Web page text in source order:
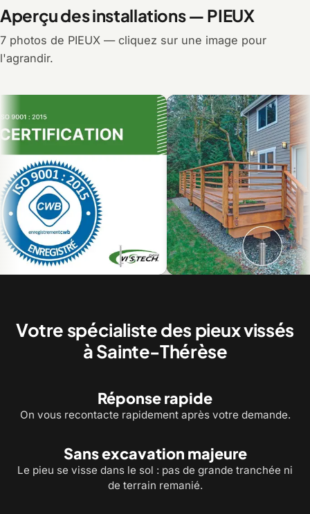
Aperçu des installations — PIEUX
7 photos de PIEUX — cliquez sur une image pour
l'agrandir.
Votre spécialiste des pieux vissés
à Sainte-Thérèse
Réponse rapide
On vous recontacte rapidement après votre demande.
Sans excavation majeure
Le pieu se visse dans le sol : pas de grande tranchée ni
de terrain remanié.